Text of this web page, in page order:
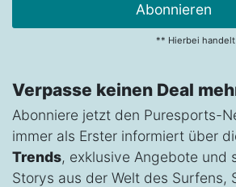
Abonnieren
** Hierbei
Verpasse keinen Deal
Abonniere jetzt den Puresports-
immer als Erster informiert über
Trends, exklusive Angebote und
Storys aus der Welt des Surfens,